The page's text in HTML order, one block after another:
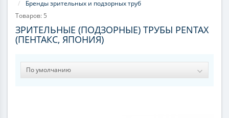
Бренды зрительных и подзорных труб
Товаров: 5
ЗРИТЕЛЬНЫЕ (ПОДЗОРНЫЕ) ТРУБЫ PENTAX
(ПЕНТАКС, ЯПОНИЯ)